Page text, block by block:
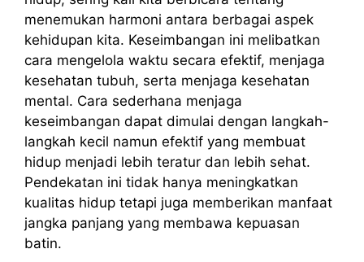
menemukan harmoni antara berbagai aspek
kehidupan kita. Keseimbangan ini melibatkan
cara mengelola waktu secara efektif, menjaga
kesehatan tubuh, serta menjaga kesehatan
mental. Cara sederhana menjaga
keseimbangan dapat dimulai dengan langkah-
langkah kecil namun efektif yang membuat
hidup menjadi lebih teratur dan lebih sehat.
Pendekatan ini tidak hanya meningkatkan
kualitas hidup tetapi juga memberikan manfaat
jangka panjang yang membawa kepuasan
batin.